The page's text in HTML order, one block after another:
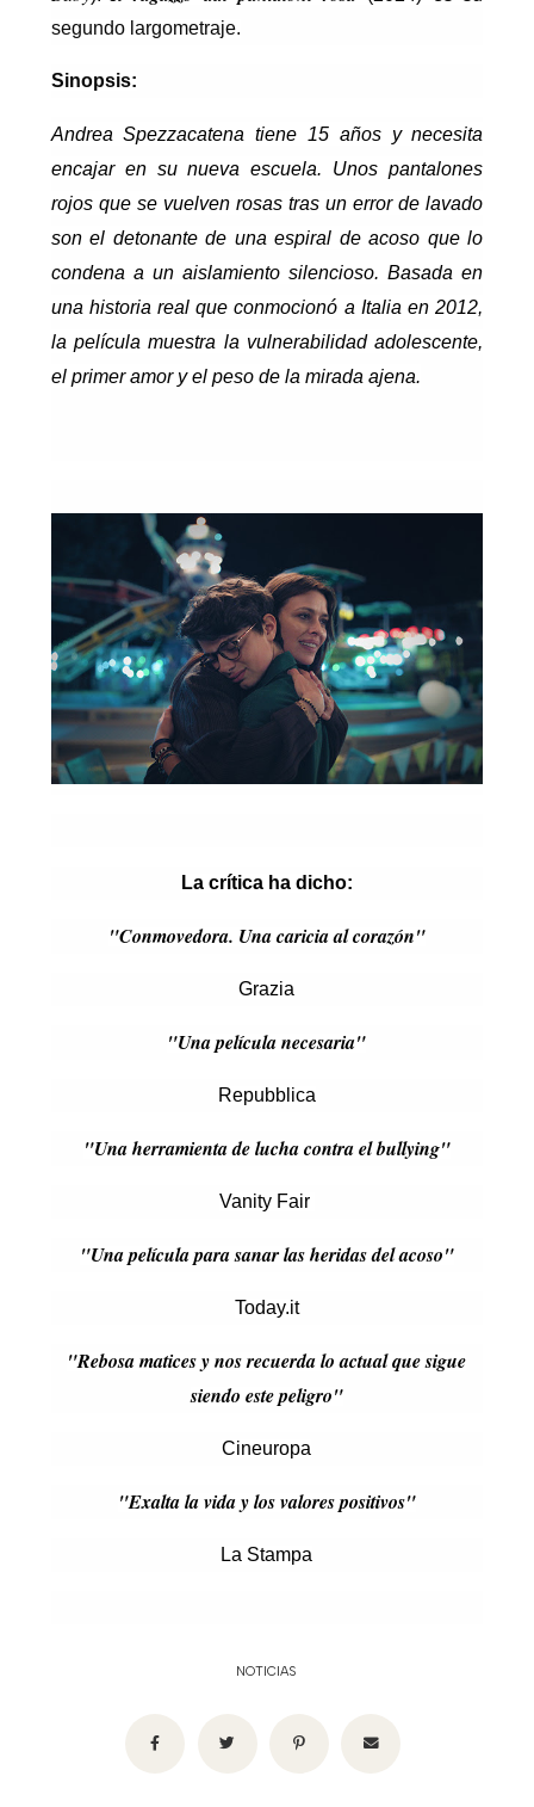
segundo largometraje.
Sinopsis:
Andrea Spezzacatena tiene 15 años y necesita
encajar en su nueva escuela. Unos pantalones
rojos que se vuelven rosas tras un error de lavado
son el detonante de una espiral de acoso que lo
condena a un aislamiento silencioso. Basada en
una historia real que conmocionó a Italia en 2012,
la película muestra la vulnerabilidad adolescente,
el primer amor y el peso de la mirada ajena.
La crítica ha dicho:
"Conmovedora. Una caricia al corazón"
Grazia
"Una película necesaria"
Repubblica
"Una herramienta de lucha contra el bullying"
Vanity Fair
"Una película para sanar las heridas del acoso"
Today.it
"Rebosa matices y nos recuerda lo actual que sigue
siendo este peligro"
Cineuropa
"Exalta la vida y los valores positivos"
La Stampa
NOTICIAS